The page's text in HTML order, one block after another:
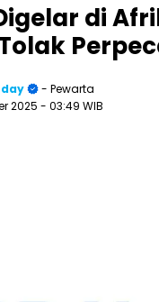
di
- Pewarta
2025 - 03:49 WIB